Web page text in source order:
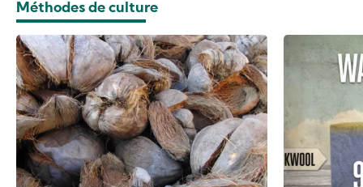
Méthodes de culture